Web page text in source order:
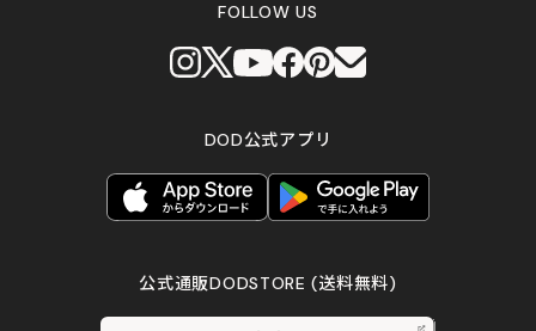
FOLLOW US
DOD公式アプリ
公式通販DODSTORE(送料無料)